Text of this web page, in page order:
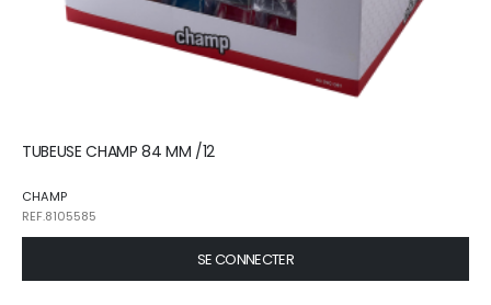
TUBEUSE CHAMP 84 MM /12
CHAMP
REF.8105585
SE CONNECTER